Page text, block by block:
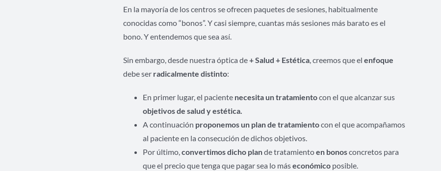
En la mayoría de los centros se ofrecen paquetes de sesiones, habitualmente
conocidas como “bonos”. Y casi siempre, cuantas más sesiones más barato es el
bono. Y entendemos que sea así.
Sin embargo, desde nuestra óptica de+ Salud + Estética, creemos que el enfoque
debe ser radicalmente distinto:
En primer lugar, el paciente necesita un tratamientocon el que alcanzar sus
objetivos de salud y estética.
A continuación proponemos un plan de tratamientocon el que acompañamos
al paciente en la consecución de dichos objetivos.
Por último,convertimos dicho plande tratamientoen bonosconcretos para
que el precio que tenga que pagar sea lo máseconómicoposible.